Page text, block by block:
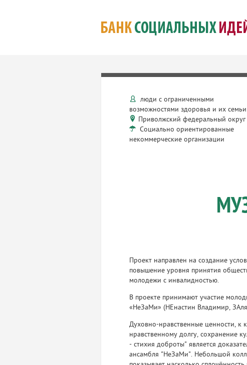
люди с ограниченными
возможностями здоровья и их семьи
Приволжский федеральный округ
Социально ориентированные
некоммерческие организации
Проект направлен на создание
повышение уровня принятия
молодежи с инвалидностью.
В проекте принимают участие
«НеЗаМи» (НЕнастин Владимир,
Духовно-нравственные ценности, к
нравственному долгу, сохранение
- стихия доброты" является
ансамбля "НеЗаМи". Небольшой